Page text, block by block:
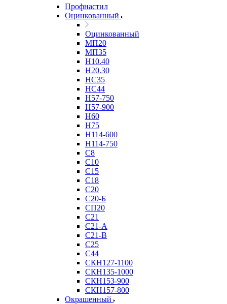
Профнастил
Оцинкованный
Оцинкованный
МП20
МП35
Н10.40
Н20.30
НС35
НС44
Н57-750
Н57-900
Н60
Н75
Н114-600
Н114-750
С8
С10
С15
С18
С20
С20-Б
СП20
С21
С21-А
С21-В
С25
С44
СКН127-1100
СКН135-1000
СКН153-900
СКН157-800
Окрашенный